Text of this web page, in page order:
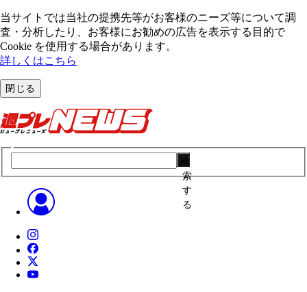
当サイトでは当社の提携先等がお客様のニーズ等について調
査・分析したり、お客様にお勧めの広告を表⽰する⽬的で
Cookie を使⽤する場合があります。
詳しくはこちら
閉じる
索
す
る